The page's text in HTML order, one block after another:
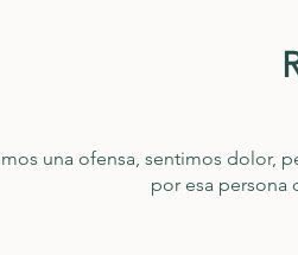
una ofensa, sentimos dolor,
por esa persona